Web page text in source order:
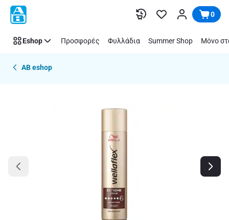
Παράλειψη 0
Eshop Προσφορές Φυλλάδια Summer Shop Μόνο
AB eshop